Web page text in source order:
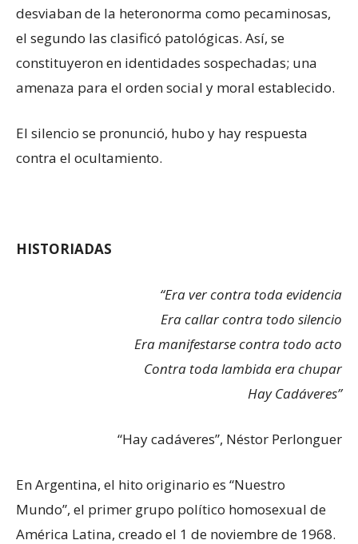
desviaban de la heteronorma como pecaminosas,
el segundo las clasificó patológicas. Así, se
constituyeron en identidades sospechadas; una
amenaza para el orden social y moral establecido.
El silencio se pronunció, hubo y hay respuesta
contra el ocultamiento.
HISTORIADAS
“Era ver contra toda evidencia
Era callar contra todo silencio
Era manifestarse contra todo acto
Contra toda lambida era chupar
Hay Cadáveres”
“Hay cadáveres”, Néstor Perlonguer
En Argentina, el hito originario es “Nuestro
Mundo”, el primer grupo político homosexual de
América Latina, creado el 1 de noviembre de 1968.